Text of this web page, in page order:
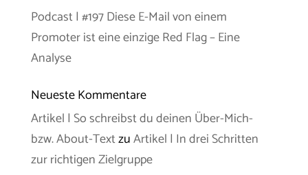
Podcast | #197 Diese E-Mail von einem
Promoter ist eine einzige Red Flag – Eine
Analyse
Neueste Kommentare
Artikel | So schreibst du deinen Über-Mich-
bzw. About-TextzuArtikel | In drei Schritten
zur richtigen Zielgruppe